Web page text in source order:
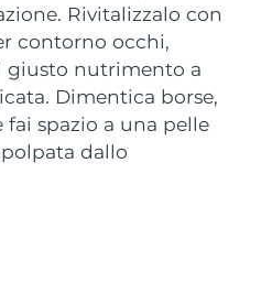
Rivitalizzalo con
contorno occhi,
giusto nutrimento a
Dimentica borse,
spazio a una pelle
dallo